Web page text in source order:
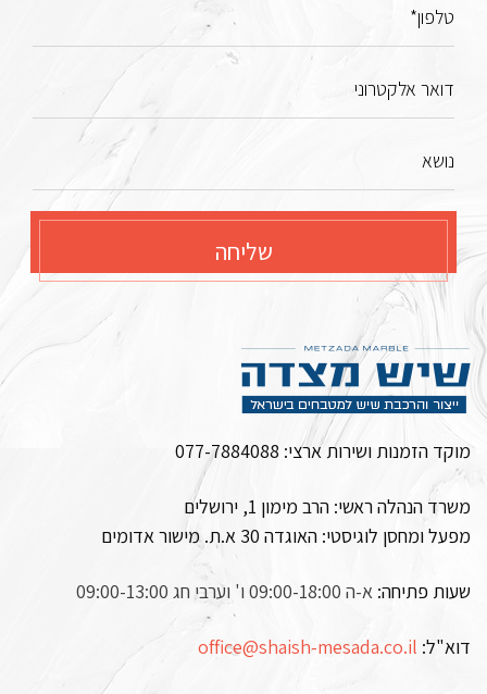
טלפון*
דואר אלקטרוני
נושא
שליחה
מוקד הזמנות ושירות ארצי: 077-7884088
משרד הנהלה ראשי: הרב מימון 1, ירושלים
מפעל ומחסן לוגיסטי: האוגדה 30 א.ת. מישור אדומים
שעות פתיחה: א-ה 09:00-18:00 ו' וערבי חג 09:00-13:00
דוא"ל: office@shaish-mesada.co.il